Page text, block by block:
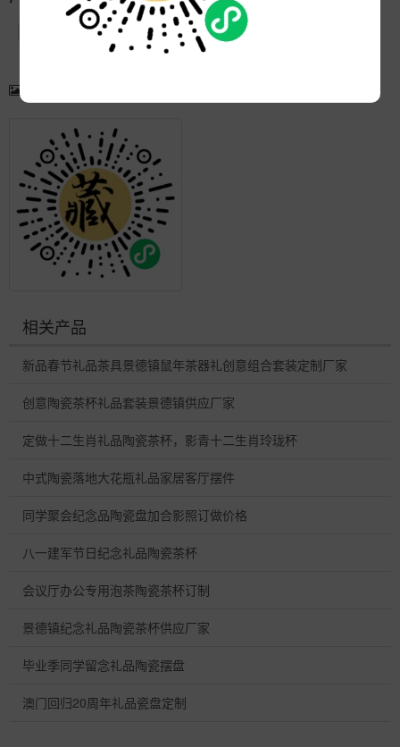
相关产品
新品春节礼品茶具景德镇鼠年茶器礼创意组合套装定制厂家
创意陶瓷茶杯礼品套装景德镇供应厂家
定做十二生肖礼品陶瓷茶杯，影青十二生肖玲珑杯
中式陶瓷落地大花瓶礼品家居客厅摆件
同学聚会纪念品陶瓷盘加合影照订做价格
八一建军节日纪念礼品陶瓷茶杯
会议厅办公专用泡茶陶瓷茶杯订制
景德镇纪念礼品陶瓷茶杯供应厂家
毕业季同学留念礼品陶瓷摆盘
澳门回归20周年礼品瓷盘定制